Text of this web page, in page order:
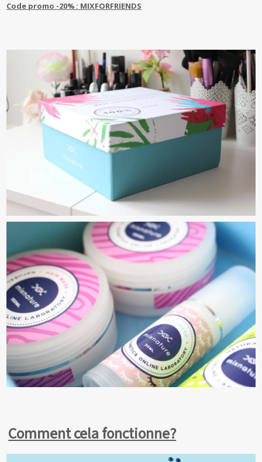
Code promo -20% : MIXFORFRIENDS
Comment cela fonctionne?